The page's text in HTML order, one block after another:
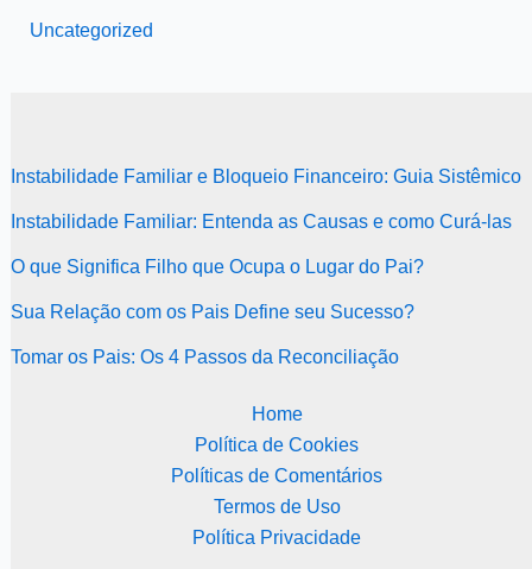
Uncategorized
Instabilidade Familiar e Bloqueio Financeiro: Guia Sistêmico
Instabilidade Familiar: Entenda as Causas e como Curá-las
O que Significa Filho que Ocupa o Lugar do Pai?
Sua Relação com os Pais Define seu Sucesso?
Tomar os Pais: Os 4 Passos da Reconciliação
Home
Política de Cookies
Políticas de Comentários
Termos de Uso
Política Privacidade